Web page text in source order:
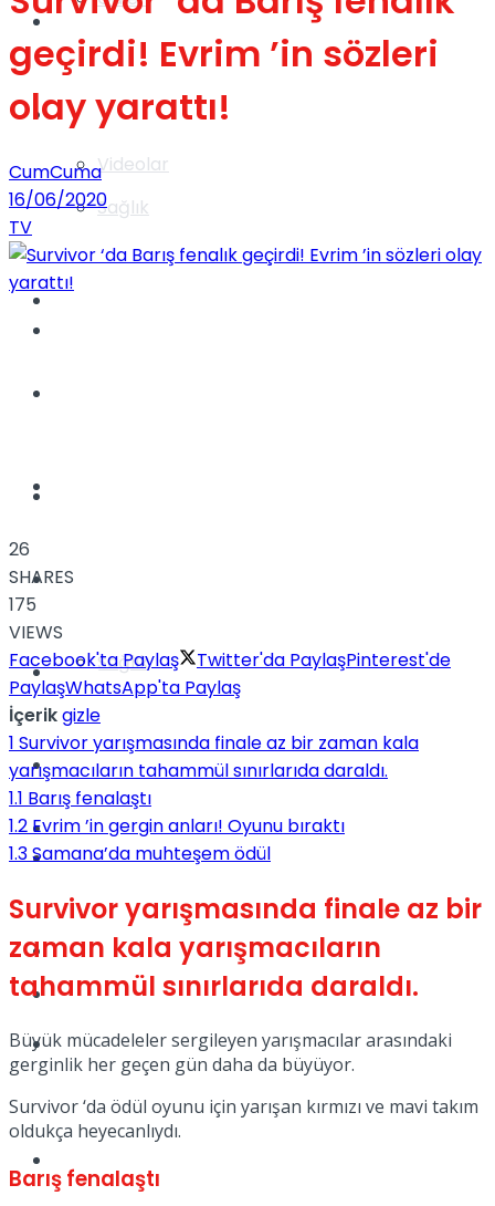
Videolar
Sağlık
TV
Kadınca
Gündem
Yaşam
Sağlık
Türkiye
Müzik
Sinema
Tatil
Spor
Podcast
geçirdi! Evrim ’in sözleri
olay yarattı!
CumCuma
16/06/2020
TV
26
SHARES
175
VIEWS
Facebook'ta Paylaş
Twitter'da PaylaşPinterest'de
PaylaşWhatsApp'ta Paylaş
İçerikgizle
1 Survivor yarışmasında finale az bir zaman kala
yarışmacıların tahammül sınırlarıda daraldı.
1.1 Barış fenalaştı
1.2 Evrim ’in gergin anları! Oyunu bıraktı
1.3Samana’da muhteşem ödül
Survivor yarışmasında finale az bir
zaman kala yarışmacıların
tahammül sınırlarıda daraldı.
Büyük mücadeleler sergileyen yarışmacılar arasındaki
gerginlik her geçen gün daha da büyüyor.
Survivor ‘da ödül oyunu için yarışan kırmızı ve mavi takım
oldukça heyecanlıydı.
Barış fenalaştı